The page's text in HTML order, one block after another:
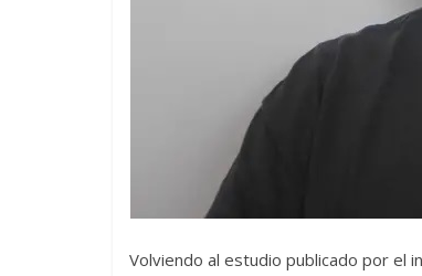
Volviendo al estudio publicado por el